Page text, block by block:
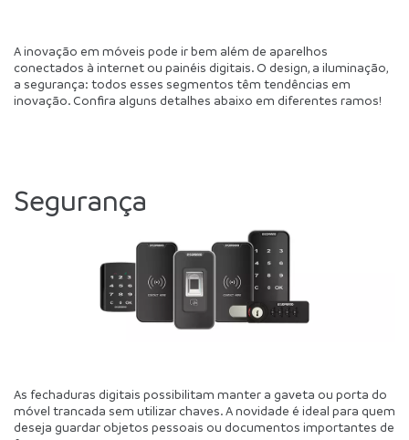
A inovação em móveis pode ir bem além de aparelhos
conectados à internet ou painéis digitais. O design, a iluminação,
a segurança: todos esses segmentos têm tendências em
inovação. Confira alguns detalhes abaixo em diferentes ramos!
Segurança
As fechaduras digitais possibilitam manter a gaveta ou porta do
móvel trancada sem utilizar chaves. A novidade é ideal para quem
deseja guardar objetos pessoais ou documentos importantes de